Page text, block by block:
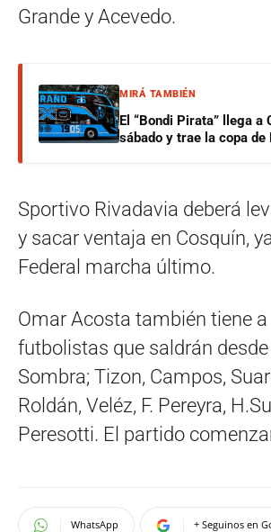
Grande y Acevedo.
MIRÁ TAMBIÉN
El “Bondi Pirata” llega a
sábado y trae la copa de
Sportivo Rivadavia deberá
y sacar ventaja en Cosquín,
Federal marcha último.
Omar Acosta también tiene
futbolistas que saldrán desde
Sombra; Tizon, Campos,
Roldán, Veléz, F. Pereyra,
Peresotti. El partido
WhatsApp + Seguinos en